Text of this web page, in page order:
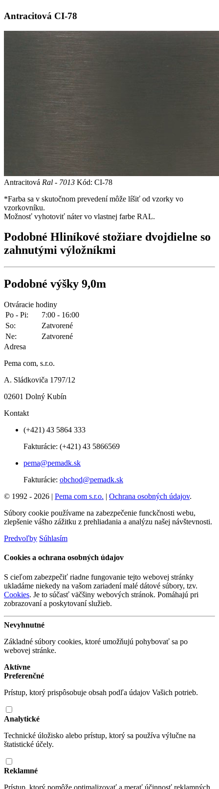
Antracitová CI-78
Antracitová Ral - 7013 Kód: CI-78
*Farba sa v skutočnom prevedení môže líšiť od vzorky vo
vzorkovníku.
Možnosť vyhotoviť náter vo vlastnej farbe RAL.
Podobné Hliníkové stožiare dvojdielne so
zahnutými výložníkmi
Podobné výšky 9,0m
Otváracie hodiny
Po - Pi:
7:00 - 16:00
So:
Zatvorené
Ne:
Zatvorené
Adresa
Pema com, s.r.o.
A. Sládkoviča 1797/12
02601 Dolný Kubín
Kontakt
(+421) 43 5864 333
Fakturácie: (+421) 43 5866569
pema@pemadk.sk
Fakturácie: obchod@pemadk.sk
© 1992 - 2026 | Pema com s.r.o. | Ochrana osobných údajov.
Súbory cookie používame na zabezpečenie funckčnosti webu,
zlepšenie vášho zážitku z prehliadania a analýzu našej návštevnosti.
Predvoľby Súhlasím
Cookies a ochrana osobných údajov
S cieľom zabezpečiť riadne fungovanie tejto webovej stránky
ukladáme niekedy na vašom zariadení malé dátové súbory, tzv.
Cookies. Je to súčasť väčšiny webových stránok. Pomáhajú pri
zobrazovaní a poskytovaní služieb.
Nevyhnutné
Základné súbory cookies, ktoré umožňujú pohybovať sa po
webovej stránke.
Aktívne
Preferenčné
Prístup, ktorý prispôsobuje obsah podľa údajov Vašich potrieb.
Analytické
Technické úložisko alebo prístup, ktorý sa používa výlučne na
štatistické účely.
Reklamné
Prístup, ktorý pomôže optimalizovať a merať účinnosť reklamných